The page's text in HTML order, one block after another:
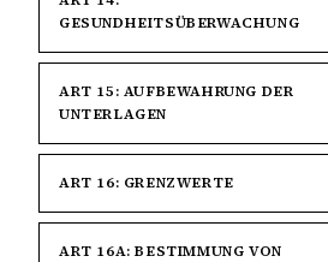
GESUNDHEITSÜBERWACHUNG
ART 15: AUFBEWAHRUNG DER
UNTERLAGEN
ART 16: GRENZWERTE
ART 16A: BESTIMMUNG VON